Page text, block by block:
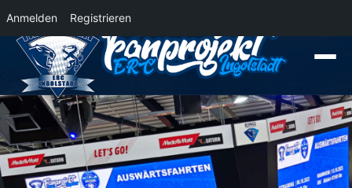
Anmelden Registrieren
NewsDer Panther Express 2026/2027 rollt nach Krefeld! Wohin rollt der